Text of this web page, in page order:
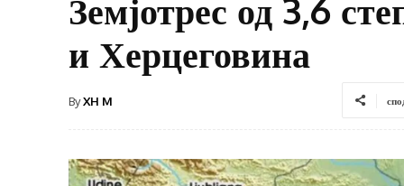
Земјотрес од 3,6
и Херцеговина
ByXH M